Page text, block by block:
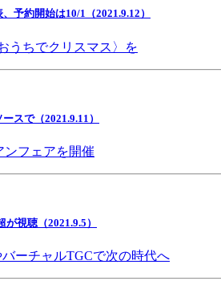
予約開始は10/1（2021.9.12）
うちでクリスマス〉を
スで（2021.9.11）
ンフェアを開催
視聴（2021.9.5）
ーチャルTGCで次の時代へ